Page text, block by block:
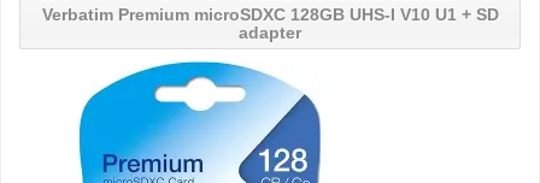
Verbatim Premium microSDXC 128GB UHS-I V10 U1 + SD
adapter